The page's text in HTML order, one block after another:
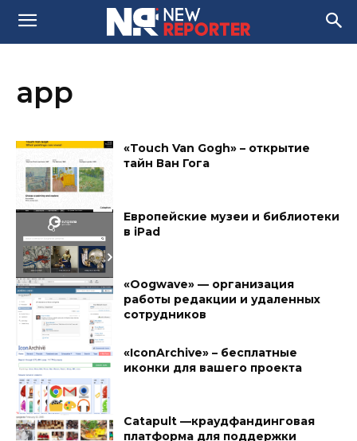
app
«Touch Van Gogh» – открытие
тайн Ван Гога
Европейские музеи и библиотеки
в iPad
«Oogwave» — организация
работы редакции и удаленных
сотрудников
«IconArchive» – бесплатные
иконки для вашего проекта
Catapult —краудфандинговая
платформа для поддержки